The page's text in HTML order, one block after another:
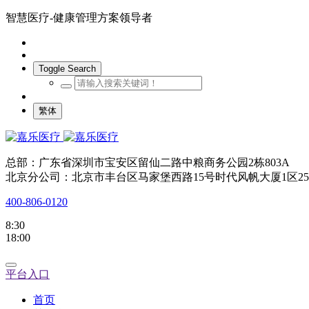
智慧医疗-健康管理方案领导者
Toggle Search
繁体
总部：广东省深圳市宝安区留仙二路中粮商务公园2栋803A
北京分公司：北京市丰台区马家堡西路15号时代风帆大厦1区
400-806-0120
8:30
18:00
平台入口
首页